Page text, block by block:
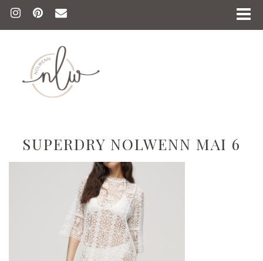
SUPERDRY NOLWENN MAI 6